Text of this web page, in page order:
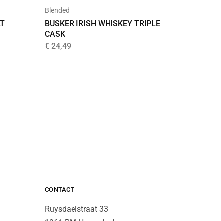
Blended
BUSKER IRISH WHISKEY TRIPLE
CASK
€ 24,49
CONTACT
Ruysdaelstraat 33